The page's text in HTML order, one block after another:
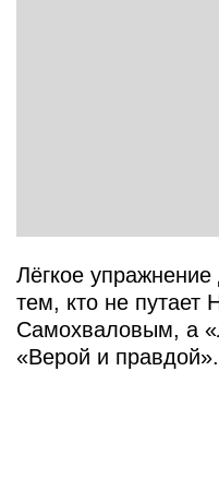
Лёгкое
тем, кто не путает
Самохваловым, а
«Верой и правдой».